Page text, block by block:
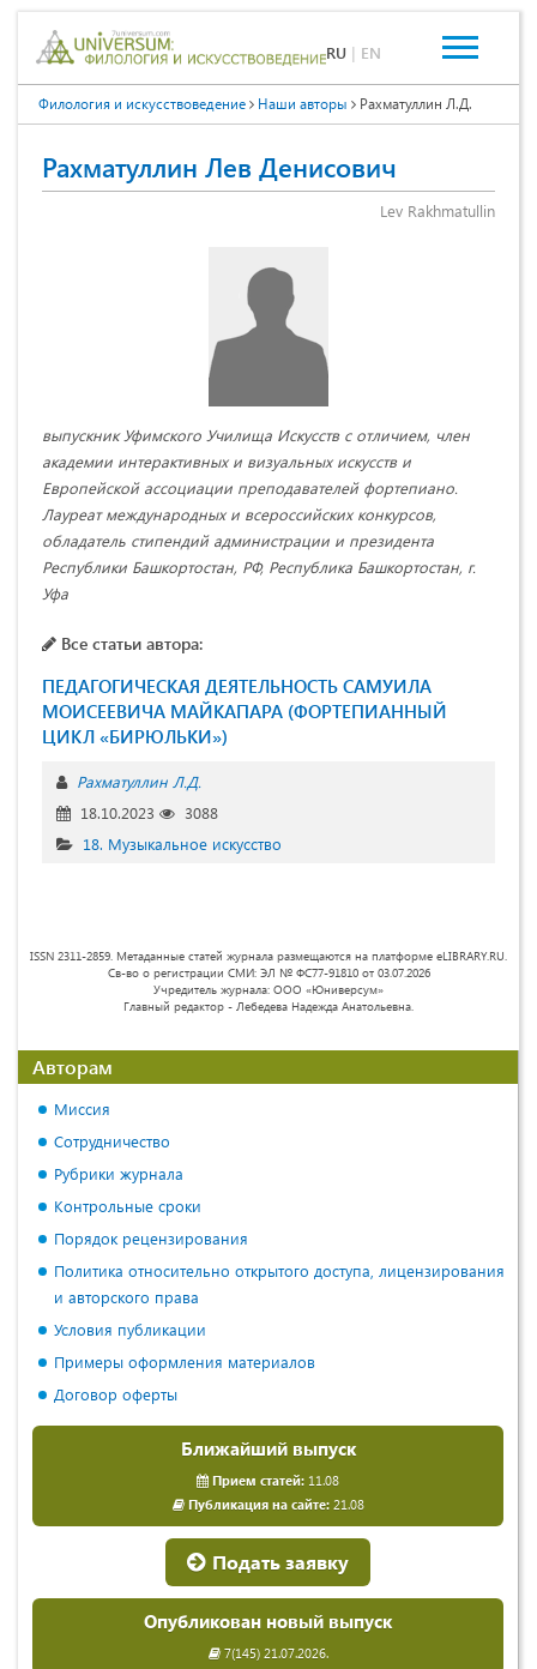
RU | EN
Филология и искусствоведение Наши авторы Рахматуллин Л.Д.
Рахматуллин Лев Денисович
Lev Rakhmatullin
выпускник Уфимского Училища Искусств с отличием, член
академии интерактивных и визуальных искусств и
Европейской ассоциации преподавателей фортепиано.
Лауреат международных и всероссийских конкурсов,
обладатель стипендий администрации и президента
Республики Башкортостан, РФ, Республика Башкортостан, г.
Уфа
Все статьи автора:
ПЕДАГОГИЧЕСКАЯ ДЕЯТЕЛЬНОСТЬ САМУИЛА
МОИСЕЕВИЧА МАЙКАПАРА (ФОРТЕПИАННЫЙ
ЦИКЛ «БИРЮЛЬКИ»)
Рахматуллин Л.Д.
18.10.2023
3088
18. Музыкальное искусство
ISSN 2311-2859. Метаданные статей журнала размещаются на платформе eLIBRARY.RU.
Св-во о регистрации СМИ: ЭЛ № ФС77-91810 от 03.07.2026
Учредитель журнала: ООО «Юниверсум»
Главный редактор - Лебедева Надежда Анатольевна.
Авторам
Миссия
Сотрудничество
Рубрики журнала
Контрольные сроки
Порядок рецензирования
Политика относительно открытого доступа, лицензирования
и авторского права
Условия публикации
Примеры оформления материалов
Договор оферты
Ближайший выпуск
Прием статей: 11.08
Публикация на сайте:21.08
Подать заявку
Опубликован новый выпуск
7(145) 21.07.2026.